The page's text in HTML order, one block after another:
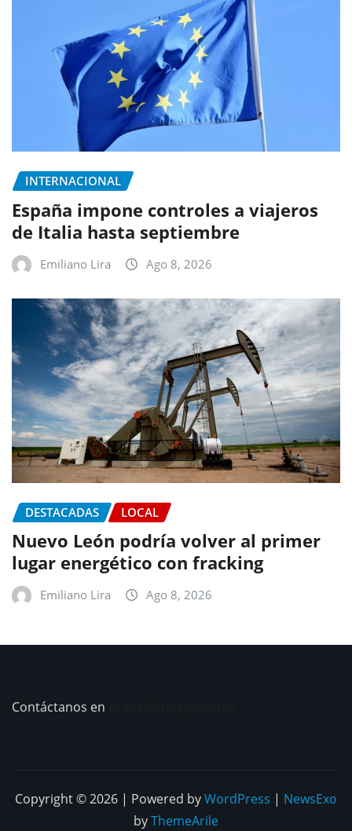
INTERNACIONAL
España impone controles a viajeros
de Italia hasta septiembre
Emiliano Lira Ago 8, 2026
DESTACADAS LOCAL
Nuevo León podría volver al primer
lugar energético con fracking
Emiliano Lira Ago 8, 2026
Contáctanos en
Copyright © 2026 | Powered byWordPress | NewsExo
byThemeArile